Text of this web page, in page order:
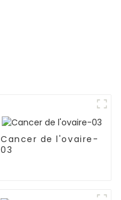
Cancer de l'ovaire-
03